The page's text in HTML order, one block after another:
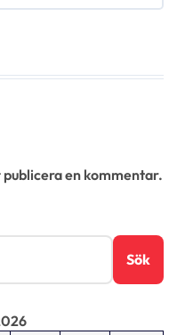
en kommentar.